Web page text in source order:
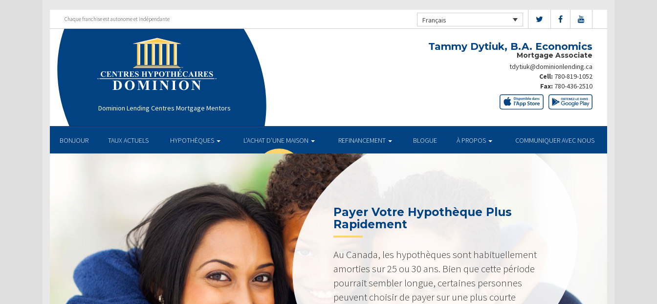
Chaque franchise est autonome et indépendante Français
Dominion Lending Centres Mortgage Mentors
Tammy Dytiuk, B.A. Economics
Mortgage Associate
tdytiuk@dominionlending.ca
Cell: 780-819-1052
Fax: 780-436-2510
BONJOUR TAUX ACTUELS HYPOTHÈQUES L’ACHAT D’UNE MAISON REFINANCEMENT BLOGUE À PROPOS COMMUNIQUER AVEC NOUS
Payer Votre Hypothèque Plus
Rapidement
Au Canada, les hypothèques sont habituellement
amorties sur 25 ou 30 ans. Bien que cette période
pourrait sembler longue, certaines personnes
peuvent choisir de payer sur une plus courte